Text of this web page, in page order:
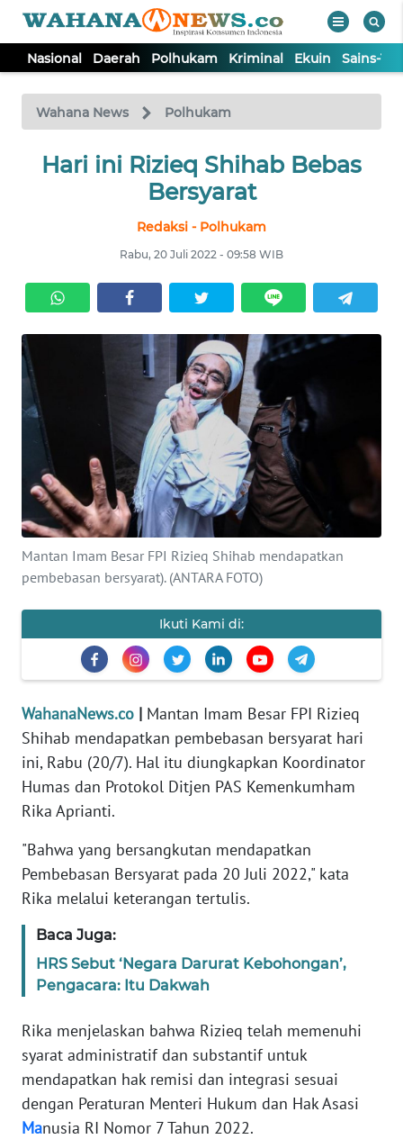
Nasional Daerah Polhukam Kriminal Ekuin Sains-
Wahana News Polhukam
Hari ini Rizieq Shihab Bebas
Bersyarat
Redaksi - Polhukam
Rabu, 20 Juli 2022 - 09:58 WIB
Mantan Imam Besar FPI Rizieq Shihab mendapatkan
pembebasan bersyarat). (ANTARA FOTO)
Ikuti Kami di:
WahanaNews.co | Mantan Imam Besar FPI Rizieq
Shihab mendapatkan pembebasan bersyarat hari
ini, Rabu (20/7). Hal itu diungkapkan Koordinator
Humas dan Protokol Ditjen PAS Kemenkumham
Rika Aprianti.
"Bahwa yang bersangkutan mendapatkan
Pembebasan Bersyarat pada 20 Juli 2022," kata
Rika melalui keterangan tertulis.
Baca Juga:
HRS Sebut ‘Negara Darurat Kebohongan’,
Pengacara: Itu Dakwah
Rika menjelaskan bahwa Rizieq telah memenuhi
syarat administratif dan substantif untuk
mendapatkan hak remisi dan integrasi sesuai
dengan Peraturan Menteri Hukum dan Hak Asasi
Manusia RI Nomor 7 Tahun 2022.
TV
Tutup
NASIONAL
KRIMINAL
EKUIN
SAINS-TEKNO
KESEHATAN
INTERNASIONAL
SERBA-SERBI
PENDIDIKAN
OLAHRAGA
OPINI
EDITORIAL
Informasi
INDEKS
BERITA
KAMI
INFO
TENTANG
PEDOMAN
MEDIA